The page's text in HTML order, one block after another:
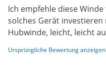
Ich empfehle diese
solches Gerät
Hubwinde, leicht, leicht
Ursprüngliche Bewertung anzeigen